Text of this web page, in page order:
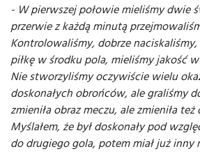
- W pierwszej połowie mieliśmy dwie
przerwie z każdą minutą
Kontrolowaliśmy, dobrze
piłkę w środku pola, mieliśmy jakość
Nie stworzyliśmy oczywiście wielu
doskonałych obrońców, ale graliśmy
zmieniła obraz meczu, ale zmieniła
Myślałem, że był doskonały pod
do drugiego gola, potem miał już inny